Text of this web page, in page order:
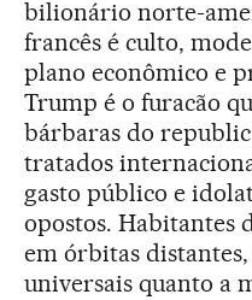
bilionário norte-
francês é culto,
plano econômico e
Trump é o furacão
bárbaras do
tratados
gasto público e
opostos. Habitantes
em órbitas
universais quanto a